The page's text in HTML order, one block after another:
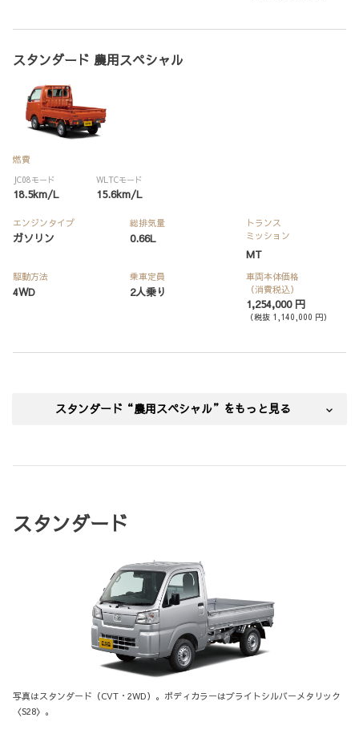
スタンダード 農用スペシャル
燃費
JC08モード
18.5km/L
WLTCモード
15.6km/L
エンジンタイプ
ガソリン
総排気量
0.66L
トランス
ミッション
MT
駆動方法
4WD
乗車定員
2人乗り
車両本体価格
（消費税込）
1,254,000 円
（税抜 1,140,000 円）
スタンダード“農用スペシャル”をもっと見る
スタンダード
写真はスタンダード（CVT・2WD）。ボディカラーはブライトシルバーメタリック
〈S28〉。